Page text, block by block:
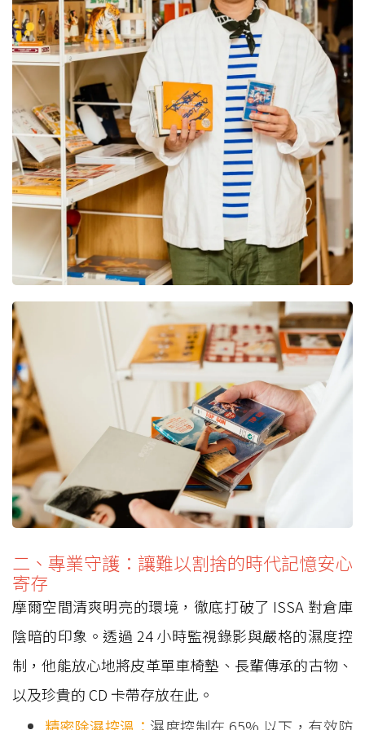
二、專業守護：讓難以割捨的時代記憶安心
寄存
摩爾空間清爽明亮的環境，徹底打破了 ISSA 對倉庫
陰暗的印象。透過 24 小時監視錄影與嚴格的濕度控
制，他能放心地將皮革單車椅墊、長輩傳承的古物、
以及珍貴的 CD 卡帶存放在此。